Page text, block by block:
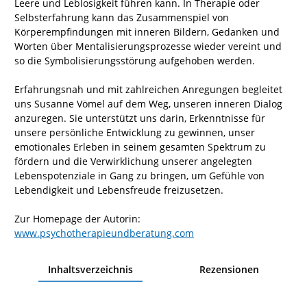
Leere und Leblosigkeit führen kann. In Therapie oder
Selbsterfahrung kann das Zusammenspiel von
Körperempfindungen mit inneren Bildern, Gedanken und
Worten über Mentalisierungsprozesse wieder vereint und
so die Symbolisierungsstörung aufgehoben werden.
Erfahrungsnah und mit zahlreichen Anregungen begleitet
uns Susanne Vömel auf dem Weg, unseren inneren Dialog
anzuregen. Sie unterstützt uns darin, Erkenntnisse für
unsere persönliche Entwicklung zu gewinnen, unser
emotionales Erleben in seinem gesamten Spektrum zu
fördern und die Verwirklichung unserer angelegten
Lebenspotenziale in Gang zu bringen, um Gefühle von
Lebendigkeit und Lebensfreude freizusetzen.
Zur Homepage der Autorin:
www.psychotherapieundberatung.com
Inhaltsverzeichnis Rezensionen